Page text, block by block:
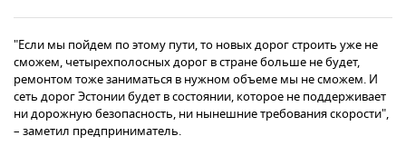
"Если мы пойдем по этому пути, то новых дорог строить уже не
сможем, четырехполосных дорог в стране больше не будет,
ремонтом тоже заниматься в нужном объеме мы не сможем. И
сеть дорог Эстонии будет в состоянии, которое не поддерживает
ни дорожную безопасность, ни нынешние требования скорости",
– заметил предприниматель.